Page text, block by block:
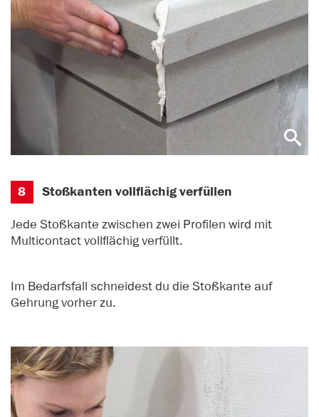
8 Stoßkanten vollflächig verfüllen
Jede Stoßkante zwischen zwei Profilen wird mit
Multicontact vollflächig verfüllt.
Im Bedarfsfall schneidest du die Stoßkante auf
Gehrung vorher zu.